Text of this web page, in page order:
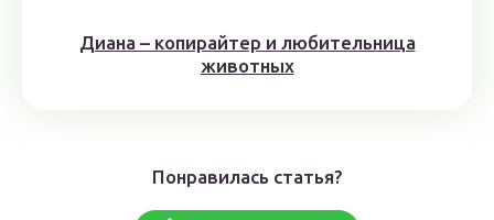
Диана – копирайтер и любительница
животных
Понравилась статья?